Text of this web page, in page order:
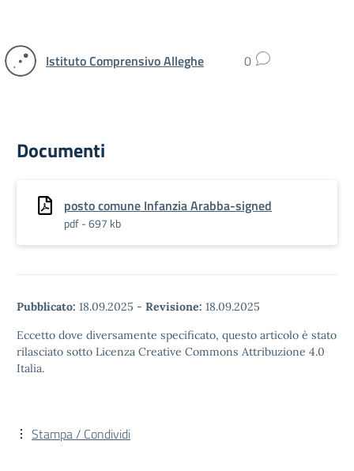
Istituto Comprensivo Alleghe 0
Documenti
posto comune Infanzia Arabba-signed
pdf - 697 kb
Pubblicato: 18.09.2025 - Revisione: 18.09.2025
Eccetto dove diversamente specificato, questo articolo è stato
rilasciato sotto Licenza Creative Commons Attribuzione 4.0
Italia.
Stampa / Condividi